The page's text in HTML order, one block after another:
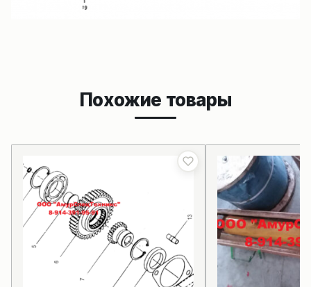
Похожие товары